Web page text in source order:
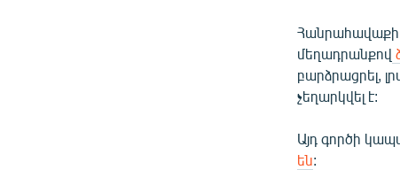
Հանրահավաքի
մեղադրանքով
բարձրացրել,
չեղարկվել է:
Այդ գործի
են: